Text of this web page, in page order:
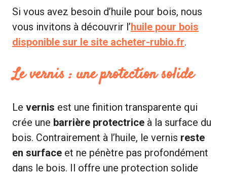
Si vous avez besoin d’huile pour bois, nous
vous invitons à découvrir l’huile pour bois
disponible sur le site acheter-rubio.fr.
Le vernis : une protection solide
Le vernis est une finition transparente qui
crée une barrière protectrice à la surface du
bois. Contrairement à l’huile, le vernis reste
en surface et ne pénètre pas profondément
dans le bois. Il offre une protection solide